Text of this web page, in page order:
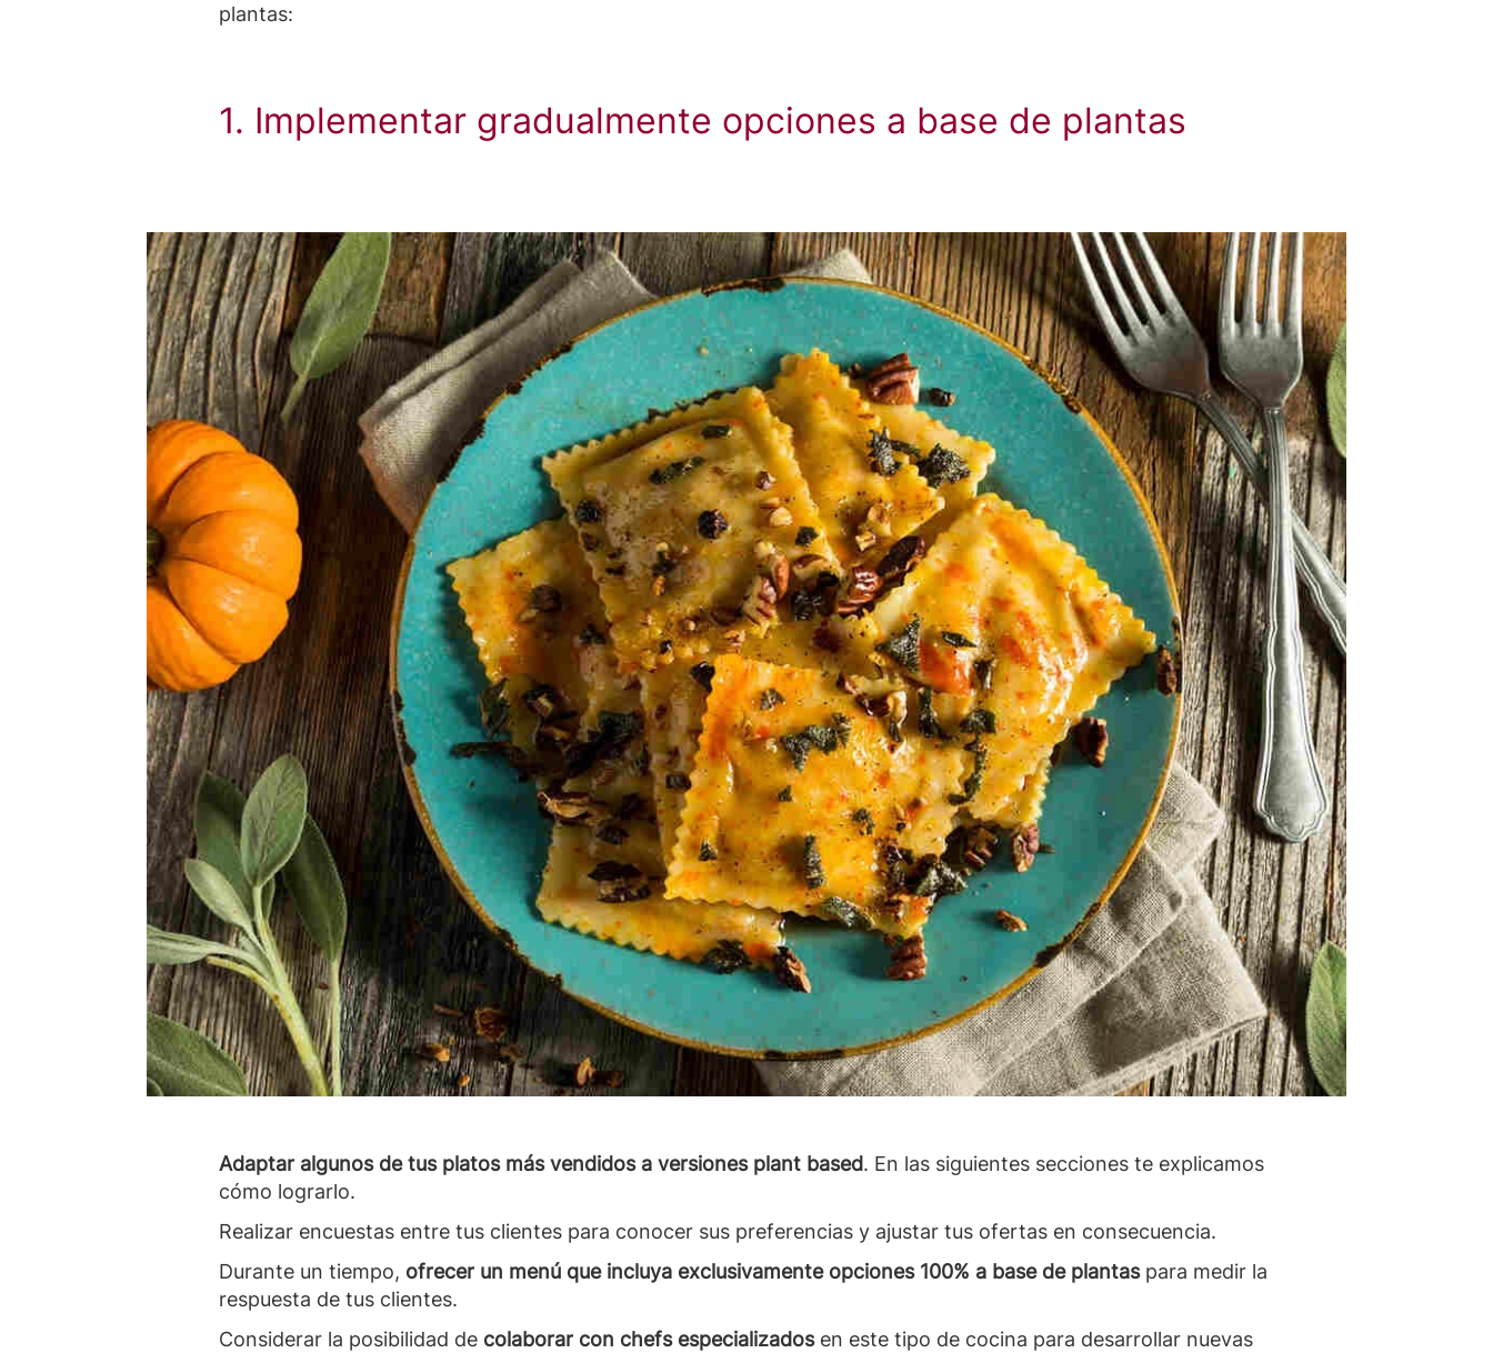
plantas:
1. Implementar gradualmente opciones a base de plantas
Adaptar algunos de tus platos más vendidos a versiones plant based. En las siguientes secciones te explicamos
cómo lograrlo.
Realizar encuestas entre tus clientes para conocer sus preferencias y ajustar tus ofertas en consecuencia.
Durante un tiempo, ofrecer un menú que incluya exclusivamente opciones 100% a base de plantas para medir la
respuesta de tus clientes.
Considerar la posibilidad de colaborar con chefs especializadosen este tipo de cocina para desarrollar nuevas